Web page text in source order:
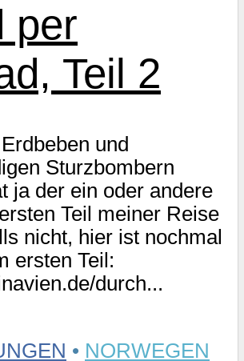
per
Teil 2
und
Sturzbombern
ja der ein oder andere
Teil meiner Reise
nicht, hier ist nochmal
ersten Teil:
durch...
• NORWEGEN